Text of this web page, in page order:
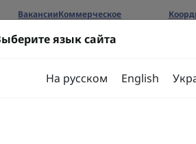
ВакансииКоммерческое
язык сайта
На русском English